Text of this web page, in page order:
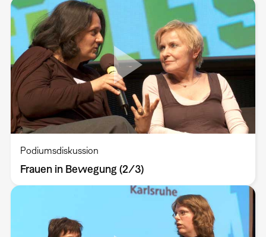
Podiumsdiskussion
Frauen in Bewegung (2/3)